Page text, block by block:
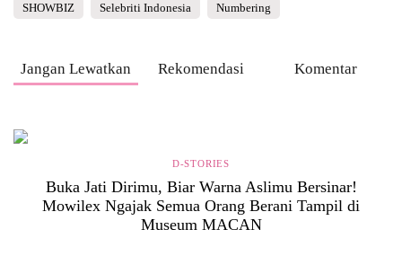
SHOWBIZ Selebriti Indonesia Numbering
Jangan Lewatkan Rekomendasi Komentar
D-STORIES
Buka Jati Dirimu, Biar Warna Aslimu Bersinar!
Mowilex Ngajak Semua Orang Berani Tampil di
Museum MACAN